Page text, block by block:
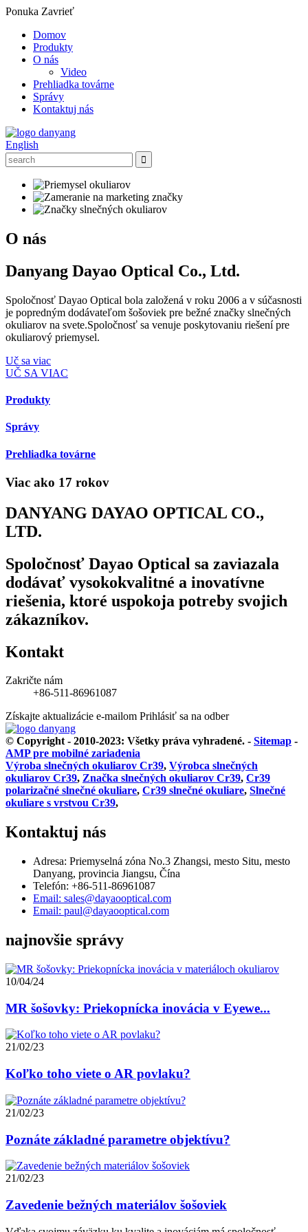
Ponuka Zavrieť
Domov
Produkty
O nás
Video
Prehliadka továrne
Správy
Kontaktuj nás
English
O nás
Danyang Dayao Optical Co., Ltd.
Spoločnosť Dayao Optical bola založená v roku 2006 a v súčasnosti
je popredným dodávateľom šošoviek pre bežné značky slnečných
okuliarov na svete.Spoločnosť sa venuje poskytovaniu riešení pre
okuliarový priemysel.
Uč sa viac
UČ SA VIAC
Produkty
Správy
Prehliadka továrne
Viac ako 17 rokov
DANYANG DAYAO OPTICAL CO.,
LTD.
Spoločnosť Dayao Optical sa zaviazala
dodávať vysokokvalitné a inovatívne
riešenia, ktoré uspokoja potreby svojich
zákazníkov.
Kontakt
Zakričte nám
+86-511-86961087
Získajte aktualizácie e-mailom Prihlásiť sa na odber
© Copyright - 2010-2023: Všetky práva vyhradené. - Sitemap -
AMP pre mobilné zariadenia
Výroba slnečných okuliarov Cr39, Výrobca slnečných
okuliarov Cr39, Značka slnečných okuliarov Cr39, Cr39
polarizačné slnečné okuliare, Cr39 slnečné okuliare, Slnečné
okuliare s vrstvou Cr39,
Kontaktuj nás
Adresa: Priemyselná zóna No.3 Zhangsi, mesto Situ, mesto
Danyang, provincia Jiangsu, Čína
Telefón: +86-511-86961087
Email: sales@dayaooptical.com
Email: paul@dayaooptical.com
najnovšie správy
10/04/24
MR šošovky: Priekopnícka inovácia v Eyewe...
21/02/23
Koľko toho viete o AR povlaku?
21/02/23
Poznáte základné parametre objektívu?
21/02/23
Zavedenie bežných materiálov šošoviek